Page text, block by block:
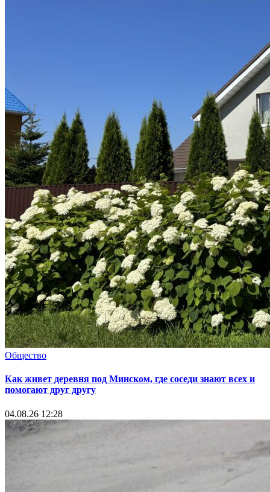
Общество
Как живет деревня под Минском, где соседи знают всех и
помогают друг другу
04.08.26 12:28